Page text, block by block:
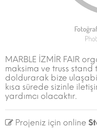
MARBLE İZMİR FAIR
maksima ve truss
doldurarak bize
kısa sürede sizinle
yardımcı olacaktır.
Projeniz için online